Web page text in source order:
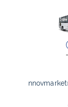
nnovmarket